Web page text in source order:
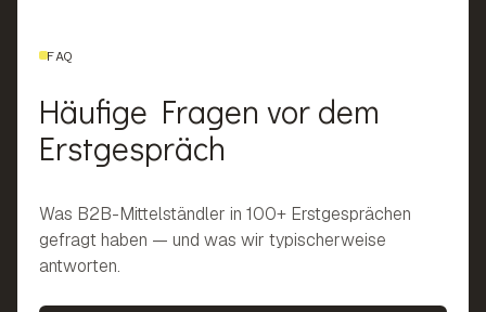
FAQ
Häufige Fragen vor dem
Erstgespräch
Was B2B-Mittelständler in 100+ Erstgesprächen
gefragt haben — und was wir typischerweise
antworten.